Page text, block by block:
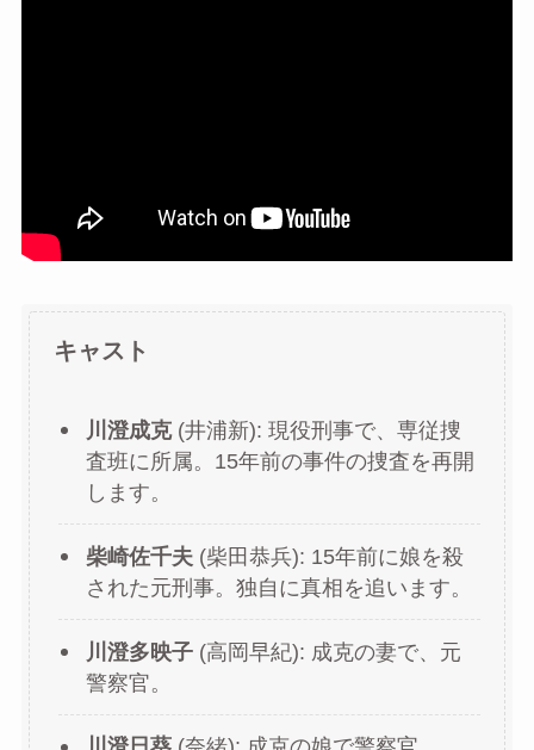
キャスト
川澄成克(井浦新): 現役刑事で、専従捜
査班に所属。15年前の事件の捜査を再開
します。
柴崎佐千夫(柴田恭兵): 15年前に娘を殺
された元刑事。独自に真相を追います。
川澄多映子(高岡早紀): 成克の妻で、元
警察官。